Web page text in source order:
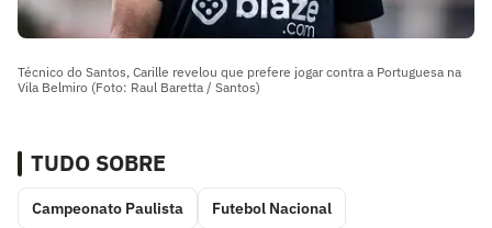
Técnico do Santos, Carille revelou que prefere jogar contra a Portuguesa na
Vila Belmiro (Foto: Raul Baretta / Santos)
TUDO SOBRE
Campeonato Paulista Futebol Nacional